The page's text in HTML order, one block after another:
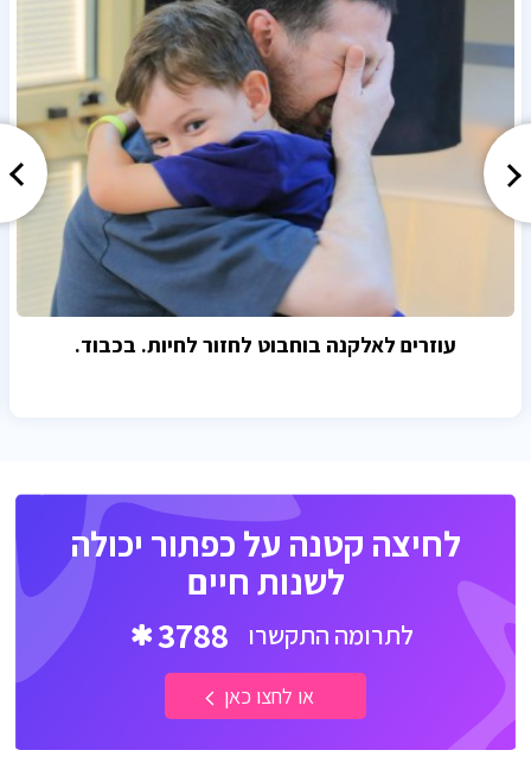
עוזרים לאלקנה בוחבוט לחזור לחיות. בכבוד.
לחיצה קטנה על כפתור יכולה
לשנות חיים
לתרומה התקשרו 3788
או לחצו כאן